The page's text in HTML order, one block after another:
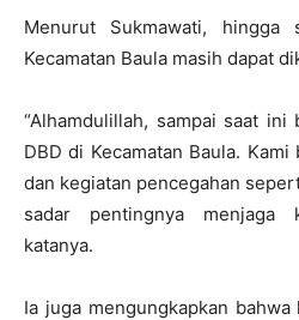
Menurut Sukmawati,
Kecamatan Baula masih dapat
“Alhamdulillah, sampai saat
DBD di Kecamatan Baula.
dan kegiatan pencegahan
sadar pentingnya menjaga
katanya.
Ia juga mengungkapkan